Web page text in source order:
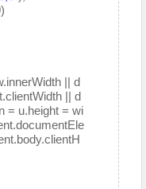
|| d
|| d
= u.height = wi